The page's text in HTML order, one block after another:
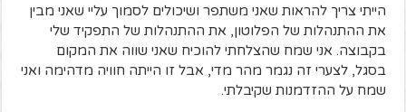
הייתי צריך להראות שאני משתפר ושיכולים לסמוך עליי שאני מבין
את ההתנהלות של הפלוטון, את ההתנהלות של התפקיד שלי
בקבוצה. אני שמח שהצלחתי להוכיח שאני שווה את המקום
בסגל, לצערי זה נגמר מהר מדי, אבל זו הייתה חוויה מדהימה ואני
שמח על ההזדמנות שקיבלתי.